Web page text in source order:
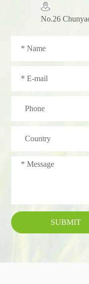
No.26
SUBMIT